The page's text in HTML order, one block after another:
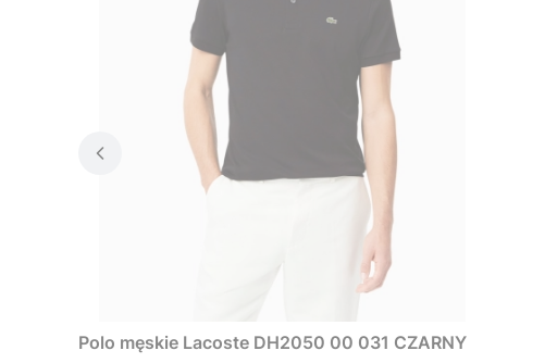
Polo męskie Lacoste DH2050 00 031 CZARNY